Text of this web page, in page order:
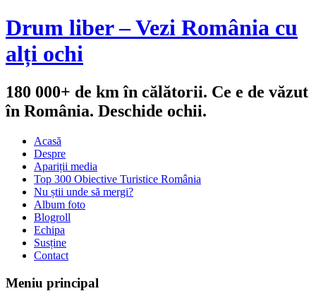
Drum liber – Vezi România cu
alți ochi
180 000+ de km în călătorii. Ce e de văzut
în România. Deschide ochii.
Acasă
Despre
Apariții media
Top 300 Obiective Turistice România
Nu știi unde să mergi?
Album foto
Blogroll
Echipa
Susține
Contact
Meniu principal